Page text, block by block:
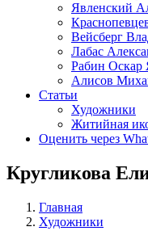
Явленский
Вейсберг
Лабас
Рабин Оскар
Алисов
Статьи
Художники
Житийная
Оценить через
Кругликова
Главная
Художники